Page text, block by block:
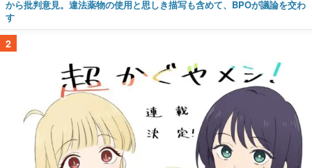
から批判意見。違法薬物の使用と思しき描写も含めて、BPOが議論を交わ
す
2